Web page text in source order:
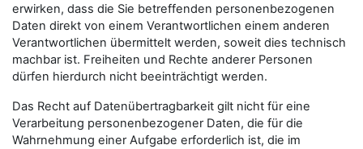
erwirken, dass die Sie betreffenden personenbezogenen
Daten direkt von einem Verantwortlichen einem anderen
Verantwortlichen übermittelt werden, soweit dies technisch
machbar ist. Freiheiten und Rechte anderer Personen
dürfen hierdurch nicht beeinträchtigt werden.
Das Recht auf Datenübertragbarkeit gilt nicht für eine
Verarbeitung personenbezogener Daten, die für die
Wahrnehmung einer Aufgabe erforderlich ist, die im